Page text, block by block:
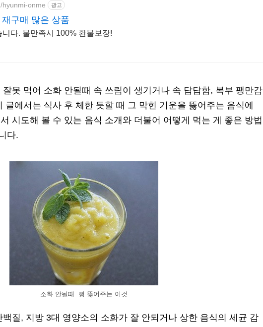
hyunmi-onme 광고
구매 많은 상품
다. 불만족시 100% 환불보장!
못 먹어 소화 안될때 속 쓰림이 생기거나 속 답답함, 복부 팽만감
글에서는 식사 후 체한 듯할 때 그 막힌 기운을 뚫어주는 음식에
시도해 볼 수 있는 음식 소개와 더불어 어떻게 먹는 게 좋은 방법
다.
소화 안될때 뻥 뚫어주는 이것
질, 지방 3대 영양소의 소화가 잘 안되거나 상한 음식의 세균 감